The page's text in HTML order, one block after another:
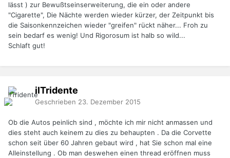
lässt ) zur Bewußtseinserweiterung, die ein oder andere
"Cigarette", Die Nächte werden wieder kürzer, der Zeitpunkt bis
die Saisonkennzeichen wieder "greifen" rückt näher... Froh zu
sein bedarf es wenig! Und Rigorosum ist halb so wild...
Schlaft gut!
ilTridente
Geschrieben 23. Dezember 2015
Ob die Autos peinlich sind , möchte ich mir nicht anmassen und
dies steht auch keinem zu dies zu behaupten . Da die Corvette
schon seit über 60 Jahren gebaut wird , hat Sie schon mal eine
Alleinstellung . Ob man deswehen einen thread eröffnen muss